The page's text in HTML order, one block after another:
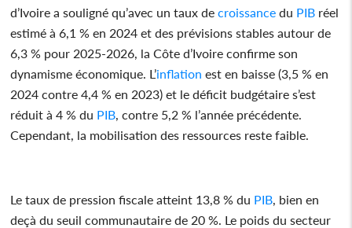
d’Ivoire a souligné qu’avec un taux decroissance du PIB réel
estimé à 6,1 % en 2024 et des prévisions stables autour de
6,3 % pour 2025-2026, la Côte d’Ivoire confirme son
dynamisme économique. L’inflation est en baisse (3,5 % en
2024 contre 4,4 % en 2023) et le déficit budgétaire s’est
réduit à 4 % du PIB , contre 5,2 % l’année précédente.
Cependant, la mobilisation des ressources reste faible.
Le taux de pression fiscale atteint 13,8 % du PIB , bien en
deçà du seuil communautaire de 20 %. Le poids du secteur